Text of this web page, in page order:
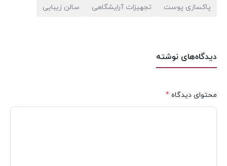
پاکسازی پوست تجهیزات آرایشگاهی سالن زیبایی
دیدگاه‌های نوشته
محتوای دیدگاه *